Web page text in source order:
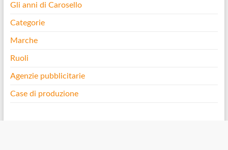
Gli anni di Carosello
Categorie
Marche
Ruoli
Agenzie pubblicitarie
Case di produzione